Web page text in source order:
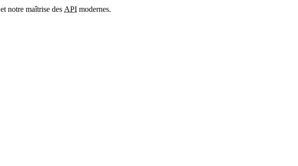
et notre maîtrise des API modernes.